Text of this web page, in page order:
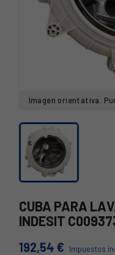
Imagen orientativa.
CUBA PARA
INDESIT
192,54 € Impuestos